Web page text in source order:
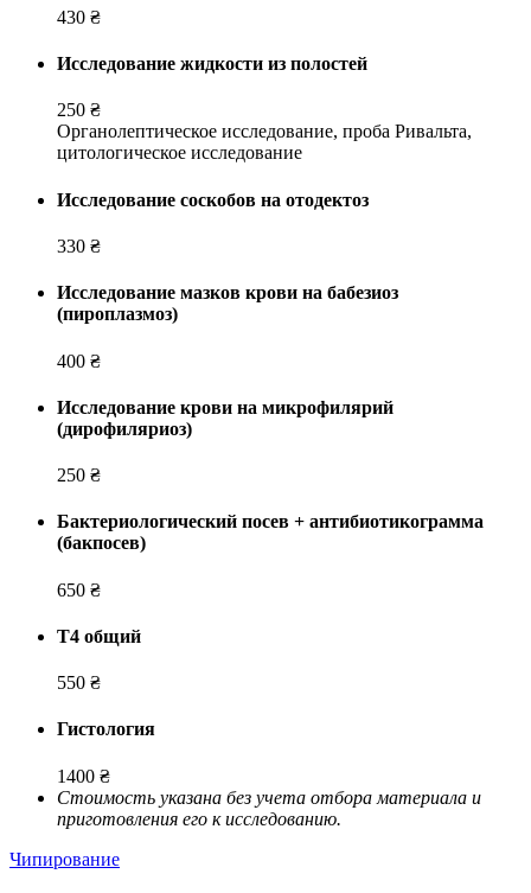
430 ₴
Исследование жидкости из полостей
250 ₴
Органолептическое исследование, проба Ривальта,
цитологическое исследование
Исследование соскобов на отодектоз
330 ₴
Исследование мазков крови на бабезиоз
(пироплазмоз)
400 ₴
Исследование крови на микрофилярий
(дирофиляриоз)
250 ₴
Бактериологический посев + антибиотикограмма
(бакпосев)
650 ₴
Т4 общий
550 ₴
Гистология
1400 ₴
Стоимость указана без учета отбора материала и
приготовления его к исследованию.
Чипирование